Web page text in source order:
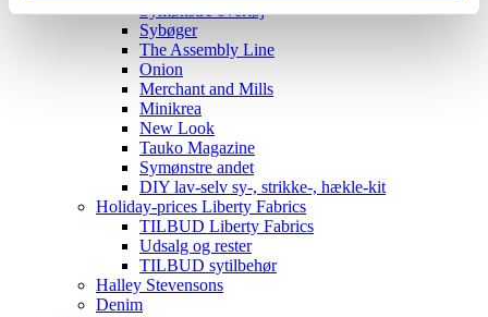
Symønstre overtøj
Sybøger
The Assembly Line
Onion
Merchant and Mills
Minikrea
New Look
Tauko Magazine
Symønstre andet
DIY lav-selv sy-, strikke-, hækle-kit
Holiday-prices Liberty Fabrics
TILBUD Liberty Fabrics
Udsalg og rester
TILBUD sytilbehør
Halley Stevensons
Denim